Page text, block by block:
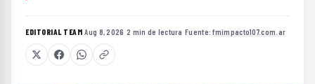
EDITORIAL TEAM·Aug 8, 2026 ·2 min de lectura ·Fuente:fmimpacto107.com.ar